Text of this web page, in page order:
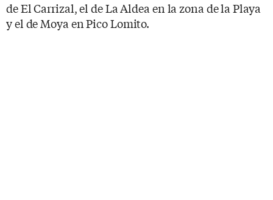
de El Carrizal, el de La Aldea en la zona de la Playa
y el de Moya en Pico Lomito.